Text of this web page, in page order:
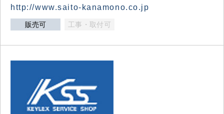
http://www.saito-kanamono.co.jp
販売可 工事・取付可